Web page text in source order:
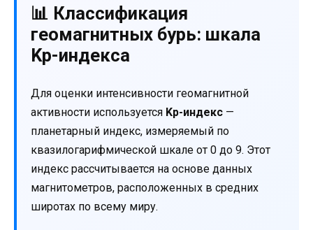
📊 Классификация
геомагнитных бурь: шкала
Kp-индекса
Для оценки интенсивности геомагнитной
активности используется Kp-индекс —
планетарный индекс, измеряемый по
квазилогарифмической шкале от 0 до 9. Этот
индекс рассчитывается на основе данных
магнитометров, расположенных в средних
широтах по всему миру.